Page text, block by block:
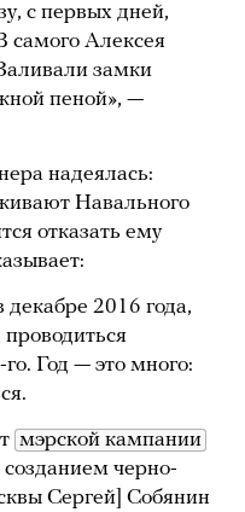
с первых дней,
самого Алексея
замки
пеной», —
надеялась:
Навального
отказать ему
2016 года,
Год — это много:
мэрской кампании
черно-
Сергей] Собянин